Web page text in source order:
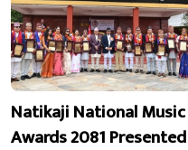
Natikaji National Music
Awards 2081 Presented